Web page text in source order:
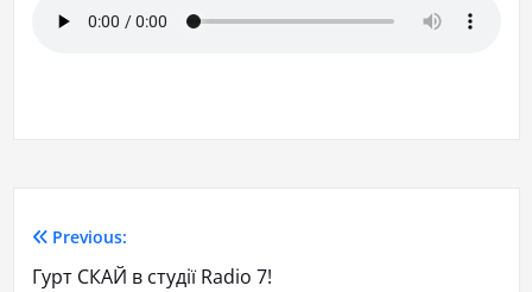
Previous:
Гурт СКАЙ в студії Radio 7!